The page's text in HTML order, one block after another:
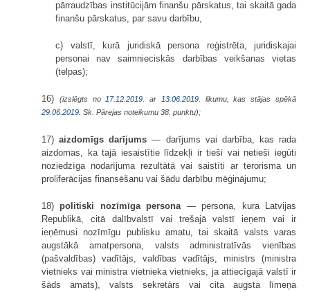
pārraudzības institūcijām finanšu pārskatus, tai skaitā gada
finanšu pārskatus, par savu darbību,
c) valstī, kurā juridiskā persona reģistrēta, juridiskajai
personai nav saimnieciskās darbības veikšanas vietas
(telpas);
16) (izslēgts no 17.12.2019. ar 13.06.2019. likumu, kas stājas spēkā
29.06.2019. Sk. Pārejas noteikumu 38. punktu);
17)aizdomīgs darījums — darījums vai darbība, kas rada
aizdomas, ka tajā iesaistītie līdzekļi ir tieši vai netieši iegūti
noziedzīga nodarījuma rezultātā vai saistīti ar terorisma un
proliferācijas finansēšanu vai šādu darbību mēģinājumu;
18) politiski nozīmīga persona— persona, kura Latvijas
Republikā, citā dalībvalstī vai trešajā valstī ieņem vai ir
ieņēmusi nozīmīgu publisku amatu, tai skaitā valsts varas
augstākā amatpersona, valsts administratīvās vienības
(pašvaldības) vadītājs, valdības vadītājs, ministrs (ministra
vietnieks vai ministra vietnieka vietnieks, ja attiecīgajā valstī ir
šāds amats), valsts sekretārs vai cita augsta līmeņa